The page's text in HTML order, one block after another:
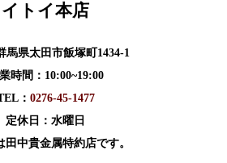
イトイ本店
馬県太田市飯塚町1434-1
時間：10:00~19:00
： 0276-45-1477
定休日：水曜日
中貴金属特約店です。